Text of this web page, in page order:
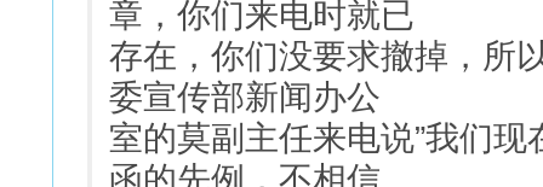
章，你们来电时就已
存在，你们没要求撤掉，所
委宣传部新闻办公
室的莫副主任来电说”我们